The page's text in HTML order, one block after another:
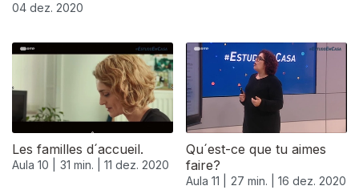
04 dez. 2020
Les familles d´accueil.
Aula 10 | 31 min. | 11 dez. 2020
Qu´est-ce que tu aimes
faire?
Aula 11 | 27 min. | 16 dez. 2020
512073